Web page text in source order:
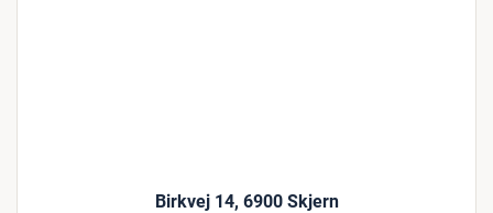
Birkvej 14, 6900 Skjern